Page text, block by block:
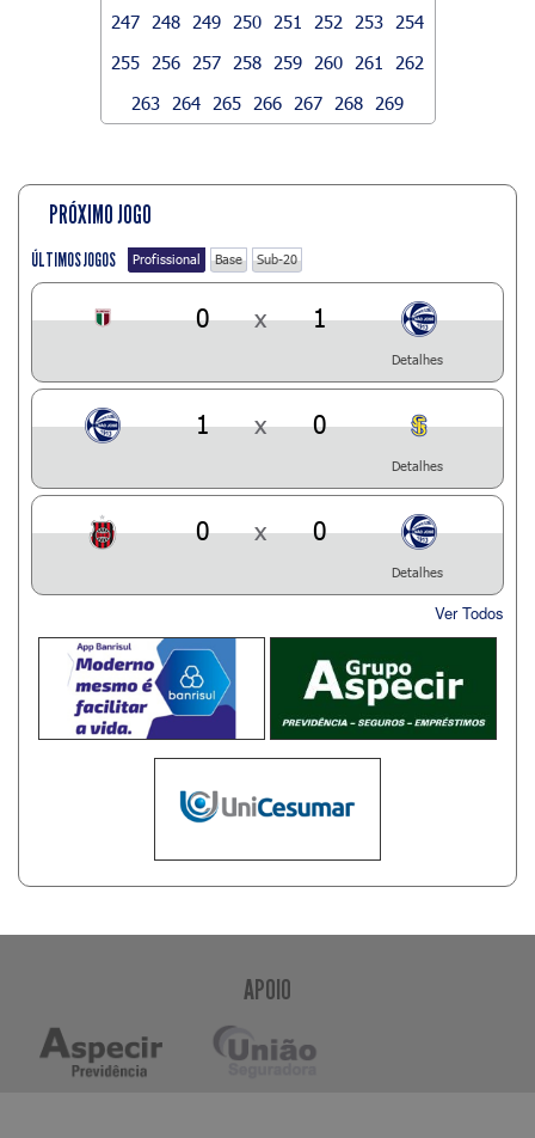
247
248 249 250 251 252 253
254
255
256 257 258 259 260 261
262
263
264 265 266 267 268 269
PRÓXIMO JOGO
ÚLTIMOS JOGOS Profissional Base Sub-20
0 x 1
Detalhes
1 x 0
Detalhes
0 x 0
Detalhes
Ver Todos
APOIO